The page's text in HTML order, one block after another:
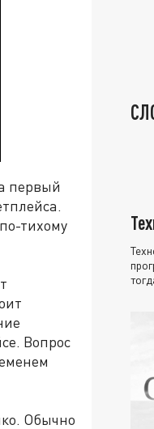
первый
тихому
Вопрос
Обычно